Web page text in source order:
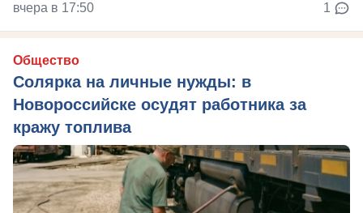
вчера в 17:50 1
Общество
Солярка на личные нужды: в
Новороссийске осудят работника за
кражу топлива